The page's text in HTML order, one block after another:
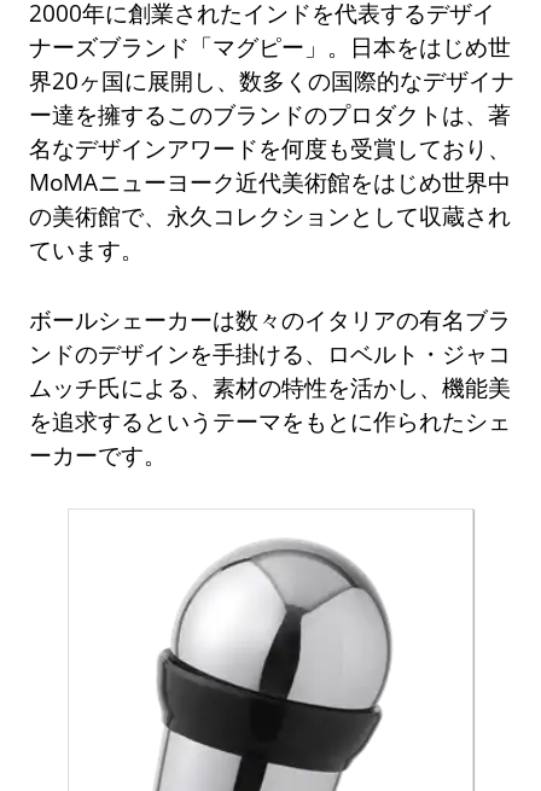
2000年に創業されたインドを代表するデザイ
ナーズブランド「マグピー」。日本をはじめ世
界20ヶ国に展開し、数多くの国際的なデザイナ
ー達を擁するこのブランドのプロダクトは、著
名なデザインアワードを何度も受賞しており、
MoMAニューヨーク近代美術館をはじめ世界中
の美術館で、永久コレクションとして収蔵され
ています。
ボールシェーカーは数々のイタリアの有名ブラ
ンドのデザインを手掛ける、ロベルト・ジャコ
ムッチ氏による、素材の特性を活かし、機能美
を追求するというテーマをもとに作られたシェ
ーカーです。